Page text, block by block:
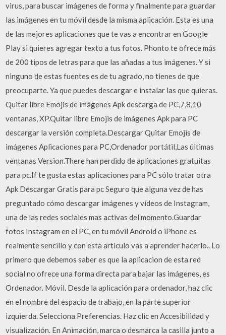
virus, para buscar imágenes de forma y finalmente para guardar
las imágenes en tu móvil desde la misma aplicación. Esta es una
de las mejores aplicaciones que te vas a encontrar en Google
Play si quieres agregar texto a tus fotos. Phonto te ofrece más
de 200 tipos de letras para que las añadas a tus imágenes. Y si
ninguno de estas fuentes es de tu agrado, no tienes de que
preocuparte. Ya que puedes descargar e instalar las que quieras.
Quitar libre Emojis de imágenes Apk descarga de PC,7,8,10
ventanas, XP.Quitar libre Emojis de imágenes Apk para PC
descargar la versión completa.Descargar Quitar Emojis de
imágenes Aplicaciones para PC,Ordenador portátil,Las últimas
ventanas Version.There han perdido de aplicaciones gratuitas
para pc.If te gusta estas aplicaciones para PC sólo tratar otra
Apk Descargar Gratis para pc Seguro que alguna vez de has
preguntado cómo descargar imágenes y vídeos de Instagram,
una de las redes sociales mas activas del momento.Guardar
fotos Instagram en el PC, en tu móvil Android o iPhone es
realmente sencillo y con esta articulo vas a aprender hacerlo.. Lo
primero que debemos saber es que la aplicacion de esta red
social no ofrece una forma directa para bajar las imágenes, es
Ordenador. Móvil. Desde la aplicación para ordenador, haz clic
en el nombre del espacio de trabajo, en la parte superior
izquierda. Selecciona Preferencias. Haz clic en Accesibilidad y
visualización. En Animación, marca o desmarca la casilla junto a